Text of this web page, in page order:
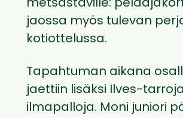
metsästäville:
jaossa myös tulevan
kotiottelussa.
Tapahtuman aikana
jaettiin lisäksi Ilves-
ilmapalloja. Moni juniori